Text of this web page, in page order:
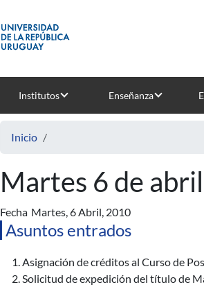
Institutos Enseñanza
Inicio
Martes 6 de
Fecha Martes, 6 Abril, 2010
Asuntos entrados
Asignación de créditos al Curso de
Solicitud de expedición del título de